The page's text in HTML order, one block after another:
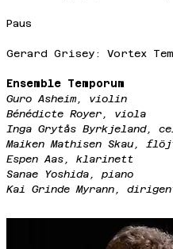
Paus
Gerard Grisey: Vortex
Ensemble Temporum
Guro Asheim, violin
Bénédicte Royer, viola
Inga Grytås Byrkjeland,
Maiken Mathisen Skau,
Espen Aas, klarinett
Sanae Yoshida, piano
Kai Grinde Myrann,